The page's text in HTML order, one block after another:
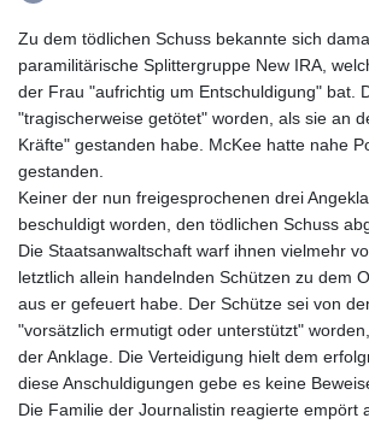
Zu dem tödlichen Schuss bekannte sich
paramilitärische Splittergruppe New IRA,
der Frau "aufrichtig um Entschuldigung" bat.
"tragischerweise getötet" worden, als sie an
Kräfte" gestanden habe. McKee hatte nahe
gestanden.
Keiner der nun freigesprochenen drei
beschuldigt worden, den tödlichen Schuss
Die Staatsanwaltschaft warf ihnen vielmehr
letztlich allein handelnden Schützen zu dem
aus er gefeuert habe. Der Schütze sei von
"vorsätzlich ermutigt oder unterstützt"
der Anklage. Die Verteidigung hielt dem
diese Anschuldigungen gebe es keine
Die Familie der Journalistin reagierte empört